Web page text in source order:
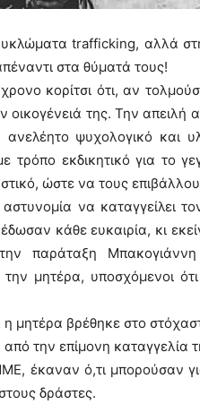
trafficking, αλλά
στα θύματά τους!
κορίτσι ότι, αν
της. Την απειλή
ψυχολογικό και
τρόπο εκδικητικό για το
ώστε να τους
να καταγγείλει
κάθε ευκαιρία, κι
παράταξη
μητέρα, υποσχόμενοι
μητέρα βρέθηκε στο
την επίμονη καταγγελία
έκαναν ό,τι μπορούσαν
δράστες.